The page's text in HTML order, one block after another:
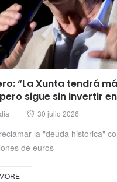
“La Xunta tendrá
sigue sin invertir
Posted
30 julio 2026
la "deuda histórica"
de euros